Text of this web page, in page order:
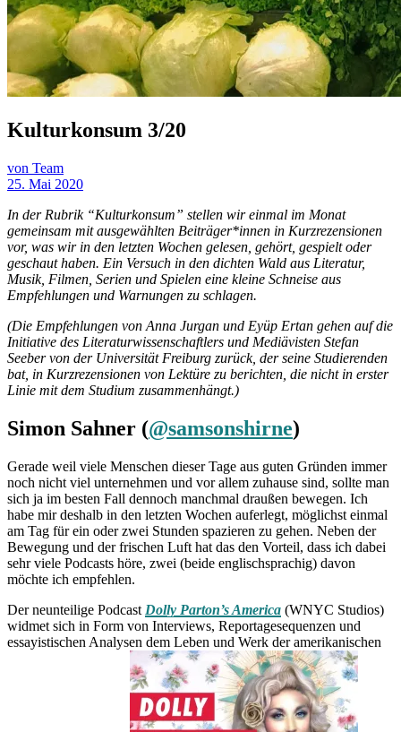
Kulturkonsum 3/20
von Team
25. Mai 2020
In der Rubrik “Kulturkonsum” stellen wir einmal im Monat
gemeinsam mit ausgewählten Beiträger*innen in Kurzrezensionen
vor, was wir in den letzten Wochen gelesen, gehört, gespielt oder
geschaut haben. Ein Versuch in den dichten Wald aus Literatur,
Musik, Filmen, Serien und Spielen eine kleine Schneise aus
Empfehlungen und Warnungen zu schlagen.
(Die Empfehlungen von Anna Jurgan und Eyüp Ertan gehen auf die
Initiative des Literaturwissenschaftlers und Mediävisten Stefan
Seeber von der Universität Freiburg zurück, der seine Studierenden
bat, in Kurzrezensionen von Lektüre zu berichten, die nicht in erster
Linie mit dem Studium zusammenhängt.)
Simon Sahner (@samsonshirne)
Gerade weil viele Menschen dieser Tage aus guten Gründen immer
noch nicht viel unternehmen und vor allem zuhause sind, sollte man
sich ja im besten Fall dennoch manchmal draußen bewegen. Ich
habe mir deshalb in den letzten Wochen auferlegt, möglichst einmal
am Tag für ein oder zwei Stunden spazieren zu gehen. Neben der
Bewegung und der frischen Luft hat das den Vorteil, dass ich dabei
sehr viele Podcasts höre, zwei (beide englischsprachig) davon
möchte ich empfehlen.
Der neunteilige Podcast Dolly Parton’s America (WNYC Studios)
widmet sich in Form von Interviews, Reportagesequenzen und
essayistischen Analysen dem Leben und Werk der amerikanischen